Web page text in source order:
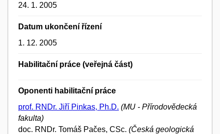
24. 1. 2005
Datum ukončení řízení
1. 12. 2005
Habilitační práce (veřejná část)
Oponenti habilitační práce
prof. RNDr. Jiří Pinkas, Ph.D. (MU - Přírodovědecká
fakulta)
doc. RNDr. Tomáš Pačes, CSc. (Česká geologická